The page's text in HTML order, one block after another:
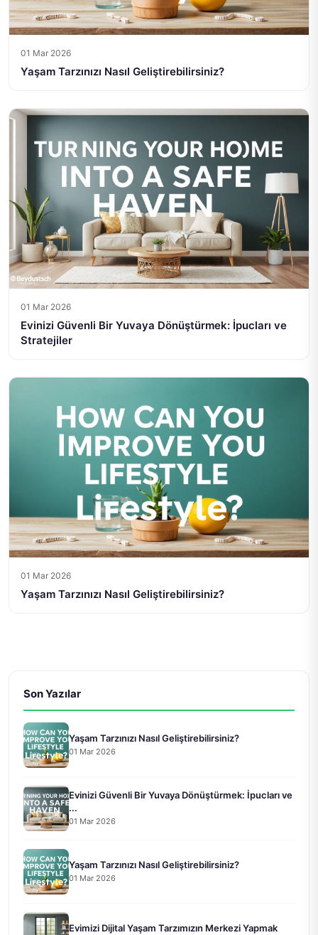
01 Mar 2026
Yaşam Tarzınızı Nasıl Geliştirebilirsiniz?
01 Mar 2026
Evinizi Güvenli Bir Yuvaya Dönüştürmek: İpucları ve
Stratejiler
01 Mar 2026
Yaşam Tarzınızı Nasıl Geliştirebilirsiniz?
Son Yazılar
Yaşam Tarzınızı Nasıl Geliştirebilirsiniz?
01 Mar 2026
Evinizi Güvenli Bir Yuvaya Dönüştürmek: İpucları ve
...
01 Mar 2026
Yaşam Tarzınızı Nasıl Geliştirebilirsiniz?
01 Mar 2026
Evimizi Dijital Yaşam Tarzımızın Merkezi Yapmak